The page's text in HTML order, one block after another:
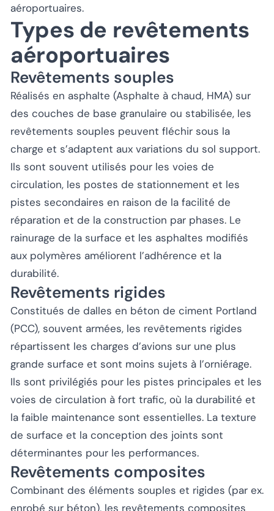
aéroportuaires.
Types de revêtements
aéroportuaires
Revêtements souples
Réalisés en asphalte (Asphalte à chaud, HMA) sur
des couches de base granulaire ou stabilisée, les
revêtements souples peuvent fléchir sous la
charge et s’adaptent aux variations du sol support.
Ils sont souvent utilisés pour les voies de
circulation, les postes de stationnement et les
pistes secondaires en raison de la facilité de
réparation et de la construction par phases. Le
rainurage de la surface et les asphaltes modifiés
aux polymères améliorent l’adhérence et la
durabilité.
Revêtements rigides
Constitués de dalles en béton de ciment Portland
(PCC), souvent armées, les revêtements rigides
répartissent les charges d’avions sur une plus
grande surface et sont moins sujets à l’orniérage.
Ils sont privilégiés pour les pistes principales et les
voies de circulation à fort trafic, où la durabilité et
la faible maintenance sont essentielles. La texture
de surface et la conception des joints sont
déterminantes pour les performances.
Revêtements composites
Combinant des éléments souples et rigides (par ex.
enrobé sur béton), les revêtements composites